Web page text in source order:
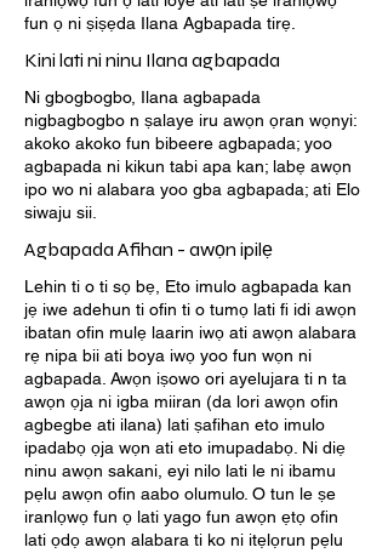
fun ọ ni ṣiṣẹda Ilana Agbapada tirẹ.
Kini lati ni ninu Ilana agbapada
Ni gbogbogbo, Ilana agbapada
nigbagbogbo n ṣalaye iru awọn ọran wọnyi:
akoko akoko fun bibeere agbapada; yoo
agbapada ni kikun tabi apa kan; labẹ awọn
ipo wo ni alabara yoo gba agbapada; ati Elo
siwaju sii.
Agbapada Afihan - awọn ipilẹ
Lehin ti o ti sọ bẹ, Eto imulo agbapada kan
jẹ iwe adehun ti ofin ti o tumọ lati fi idi awọn
ibatan ofin mulẹ laarin iwọ ati awọn alabara
rẹ nipa bii ati boya iwọ yoo fun wọn ni
agbapada. Awọn iṣowo ori ayelujara ti n ta
awọn ọja ni igba miiran (da lori awọn ofin
agbegbe ati ilana) lati ṣafihan eto imulo
ipadabọ ọja wọn ati eto imupadabọ. Ni diẹ
ninu awọn sakani, eyi nilo lati le ni ibamu
pẹlu awọn ofin aabo olumulo. O tun le ṣe
iranlọwọ fun ọ lati yago fun awọn ẹtọ ofin
lati ọdọ awọn alabara ti ko ni itẹlọrun pẹlu